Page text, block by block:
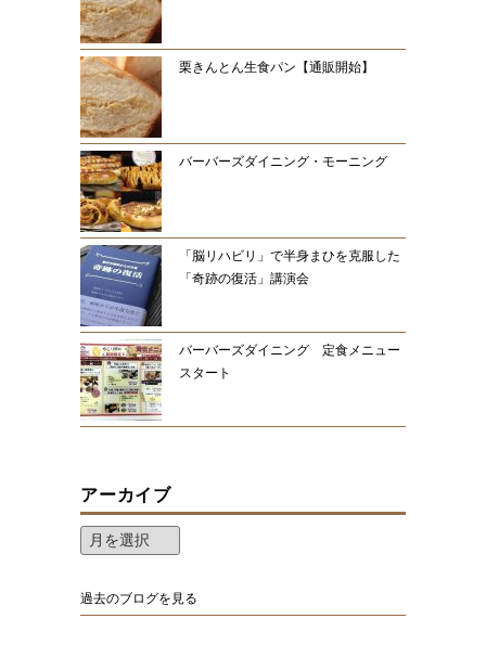
栗きんとん生食パン【通販開始】
バーバーズダイニング・モーニング
「脳リハビリ」で半身まひを克服した
「奇跡の復活」講演会
バーバーズダイニング 定食メニュー
スタート
アーカイブ
過去のブログを見る